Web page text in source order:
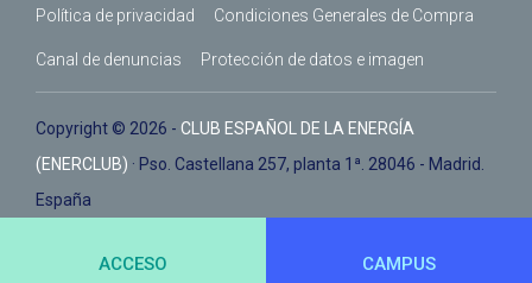
Política de privacidad Condiciones Generales de Compra
Canal de denuncias Protección de datos e imagen
Copyright © 2026 - CLUB ESPAÑOL DE LA ENERGÍA
(ENERCLUB) · Pso. Castellana 257, planta 1ª. 28046 - Madrid.
España
ACCESO
CAMPUS